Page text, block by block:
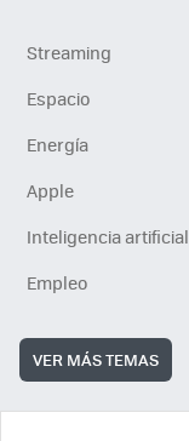
Streaming
Espacio
Energía
Apple
Inteligencia artificial
Empleo
VER MÁS TEMAS